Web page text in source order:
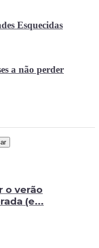
Esquecidas
a não perder
o verão
(e...